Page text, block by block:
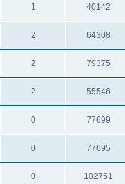
1 40142
2 64308
2 79375
2 55546
0 77699
0 77695
0 102751